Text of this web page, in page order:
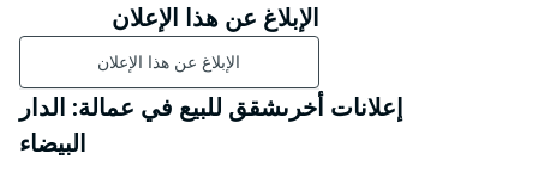
الإبلاغ عن هذا الإعلان
الإبلاغ عن هذا الإعلان
إعلانات أخرىشقق للبيع في عمالة: الدار
البيضاء